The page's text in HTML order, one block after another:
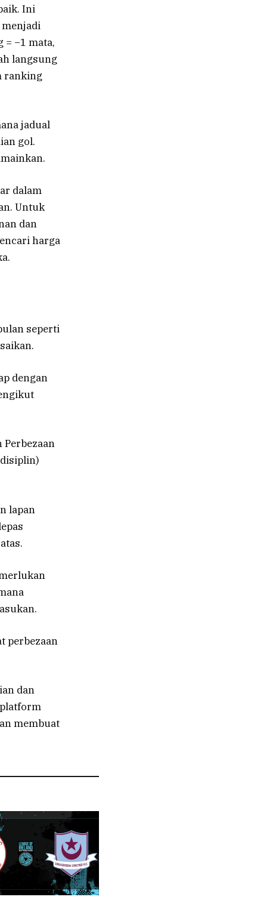
Ini
= −1 mata,
langsung
ranking
jadual
gol.
dalam
Untuk
dan
harga
seperti
dengan
Perbezaan
lapan
perbezaan
dan
membuat